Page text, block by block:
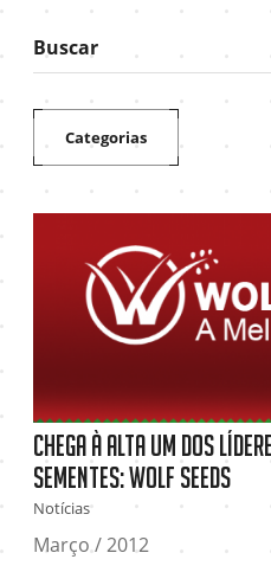
Buscar
Categorias
Chega à Alta um dos
sementes: Wolf Seeds
Notícias
Março / 2012